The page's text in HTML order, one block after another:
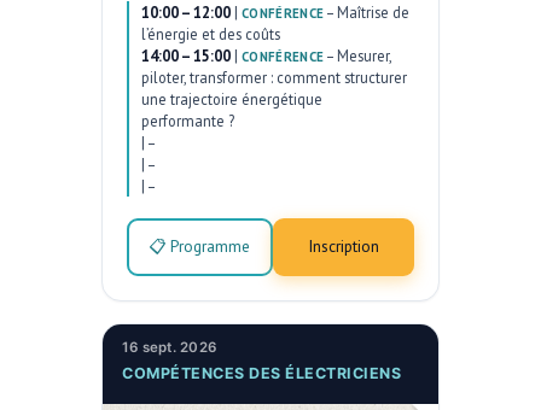
10:00 – 12:00 | CONFÉRENCE – Maîtrise de
l’énergie et des coûts
14:00 – 15:00 | CONFÉRENCE – Mesurer,
piloter, transformer : comment structurer
une trajectoire énergétique
performante ?
| –
| –
| –
📋 Programme Inscription
16 sept. 2026
COMPÉTENCES DES ÉLECTRICIENS